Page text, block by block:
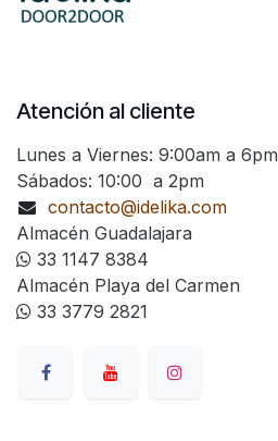
Atención al cliente
Lunes a Viernes: 9:00am a 6pm
Sábados: 10:00 a 2pm
contacto@idelika.com
Almacén Guadalajara
33 1147 8384
Almacén Playa del Carmen
33 3779 2821